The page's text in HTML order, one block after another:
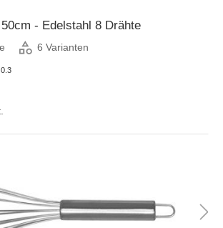
- Edelstahl 8 Drähte
6 Varianten